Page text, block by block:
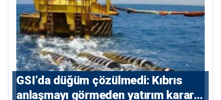
GSI’da düğüm çözülmedi: Kıbrıs
anlaşmayı görmeden yatırım kararı